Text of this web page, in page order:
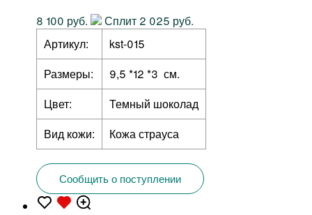
8 100 руб.
Сплит 2 025 руб.
Артикул:
kst-015
Размеры:
9,5 *12 *3 см.
Цвет:
Темный шоколад
Вид кожи:
Кожа страуса
Сообщить о поступлении